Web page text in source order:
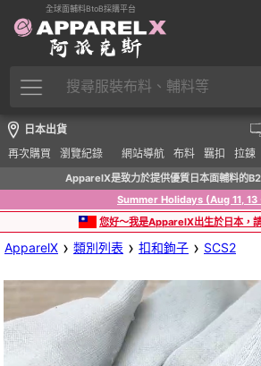
全球面輔料BtoB採購平台
日本出貨
再次購買
瀏覽紀錄 網站導航 布料 羈扣 拉鍊
ApparelX是致力於提供優質日本面輔料的
Summer Holidays (Aug 11, 13
您好～我是ApparelX出生於日本，
ApparelX › 類別列表 › 扣和鉤子 › SCS2